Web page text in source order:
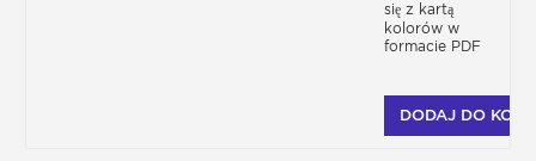
może być nakładany w kilku milimetrach
dekoracyjny lub naklejki?
się z kartą
kolorów w
formacie PDF
DODAJ DO